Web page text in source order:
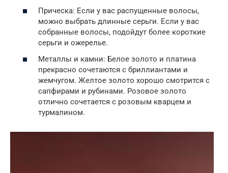
Прическа: Если у вас распущенные волосы,
можно выбрать длинные серьги. Если у вас
собранные волосы, подойдут более короткие
серьги и ожерелье.
Металлы и камни: Белое золото и платина
прекрасно сочетаются с бриллиантами и
жемчугом. Желтое золото хорошо смотрится с
сапфирами и рубинами. Розовое золото
отлично сочетается с розовым кварцем и
турмалином.